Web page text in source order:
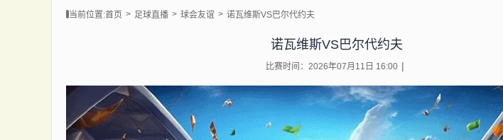
当前位置:首页 足球直播 球会友谊 诺瓦维斯VS巴尔代约夫
诺瓦维斯VS巴尔代约夫
比赛时间：2026年07月11日 16:00